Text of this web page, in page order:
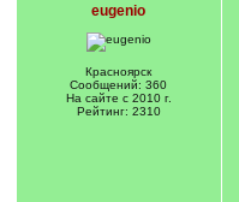
eugenio
Красноярск
Сообщений: 360
На сайте с 2010 г.
Рейтинг: 2310